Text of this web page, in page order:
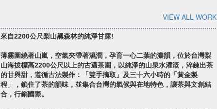
VIEW ALL WORK
來自2200公尺梨山黑森林的純淨甘露!
薄霧圍繞著山嵐，空氣夾帶著濕潤，孕育一心二葉的濃韻，位於台灣梨
山海拔標高2200公尺以上的古邁茶園，以純淨的山泉水灌溉，淬鍊出茶
的甘與甜，遵循古法製作：「雙手摘取」及三十六小時的「黃金製
程」，鎖住了茶的韻味，並集合台灣的氣候與在地特色，讓茶與文創結
合，行銷國際。